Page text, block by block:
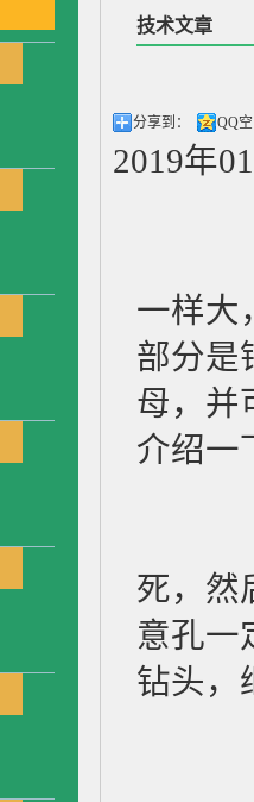
技术文章
分享到： QQ
2019年
一样大
部分是
母，并
介绍一
死，然
意孔一
钻头，